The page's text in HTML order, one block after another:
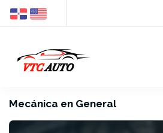
Mecánica en General